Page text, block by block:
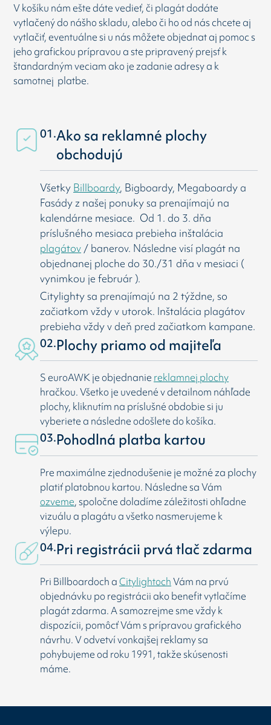
V košíku nám ešte dáte vedieť, či plagát dodáte
vytlačený do nášho skladu, alebo či ho od nás chcete aj
vytlačiť, eventuálne si u nás môžete objednat aj pomoc s
jeho grafickou prípravou a ste pripravený prejsť k
štandardným veciam ako je zadanie adresy a k
samotnej platbe.
01.Ako sa reklamné plochy
obchodujú
Všetky Billboardy, Bigboardy, Megaboardy a
Fasády z našej ponuky sa prenajímajú na
kalendárne mesiace. Od 1. do 3. dňa
príslušného mesiaca prebieha inštalácia
plagátov / banerov. Následne visí plagát na
objednanej ploche do 30./31 dňa v mesiaci (
vynimkou je február ).
Citylighty sa prenajímajú na 2 týždne, so
začiatkom vždy v utorok. Inštalácia plagátov
prebieha vždy v deň pred začiatkom kampane.
02.Plochy priamo od majiteľa
S euroAWK je objednanie reklamnej plochy
hračkou. Všetko je uvedené v detailnom náhľade
plochy, kliknutím na príslušné obdobie si ju
vyberiete a následne odošlete do košíka.
03.Pohodlná platba kartou
Pre maximálne zjednodušenie je možné za plochy
platiť platobnou kartou. Následne sa Vám
ozveme, spoločne doladíme záležitosti ohľadne
vizuálu a plagátu a všetko nasmerujeme k
výlepu.
04.Pri registrácii prvá tlač zdarma
Pri Billboardoch aCitylightochVám na prvú
objednávku po registrácii ako benefit vytlačíme
plagát zdarma. A samozrejme sme vždy k
dispozícii, pomôcť Vám s prípravou grafického
návrhu. V odvetví vonkajšej reklamy sa
pohybujeme od roku 1991, takže skúsenosti
máme.